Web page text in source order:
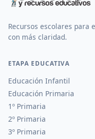
Recursos escolares para
con más claridad.
ETAPA EDUCATIVA
Educación Infantil
Educación Primaria
1º Primaria
2º Primaria
3º Primaria